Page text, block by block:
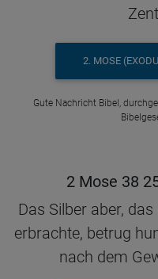
2. MOSE
Gute Nachricht Bibel,
2 Mose 38
Das Silber aber,
erbrachte, betrug
nach dem